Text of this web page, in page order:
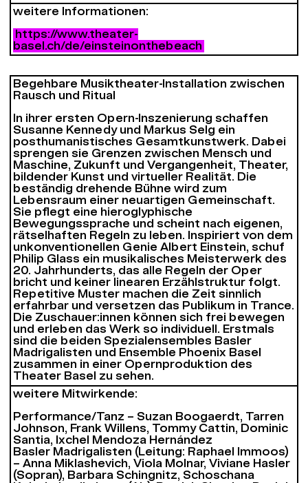
weitere Informationen:
https://www.theater-
basel.ch/de/einsteinonthebeach
Begehbare Musiktheater-Installation zwischen
Rausch und Ritual
In ihrer ersten Opern-Inszenierung schaffen
Susanne Kennedy und Markus Selg ein
posthumanistisches Gesamtkunstwerk. Dabei
sprengen sie Grenzen zwischen Mensch und
Maschine, Zukunft und Vergangenheit, Theater,
bildender Kunst und virtueller Realität. Die
beständig drehende Bühne wird zum
Lebensraum einer neuartigen Gemeinschaft.
Sie pflegt eine hieroglyphische
Bewegungssprache und scheint nach eigenen,
rätselhaften Regeln zu leben. Inspiriert von dem
unkonventionellen Genie Albert Einstein, schuf
Philip Glass ein musikalisches Meisterwerk des
20. Jahrhunderts, das alle Regeln der Oper
bricht und keiner linearen Erzählstruktur folgt.
Repetitive Muster machen die Zeit sinnlich
erfahrbar und versetzen das Publikum in Trance.
Die Zuschauer:innen können sich frei bewegen
und erleben das Werk so individuell. Erstmals
sind die beiden Spezialensembles Basler
Madrigalisten und Ensemble Phoenix Basel
zusammen in einer Opernproduktion des
Theater Basel zu sehen.
weitere Mitwirkende:
Performance/Tanz – Suzan Boogaerdt, Tarren
Johnson, Frank Willens, Tommy Cattin, Dominic
Santia, Ixchel Mendoza Hernández
Basler Madrigalisten (Leitung: Raphael Immoos)
– Anna Miklashevich, Viola Molnar, Viviane Hasler
(Sopran), Barbara Schingnitz, Schoschana